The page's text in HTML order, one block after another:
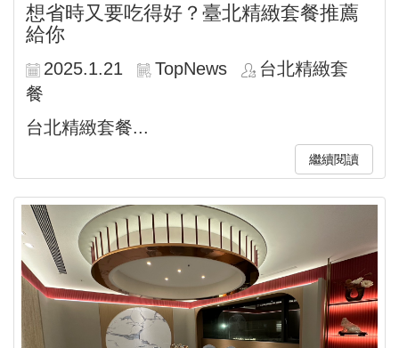
想省時又要吃得好？臺北精緻套餐推薦
給你
2025.1.21 TopNews
台北精緻套
餐
台北精緻套餐...
繼續閱讀